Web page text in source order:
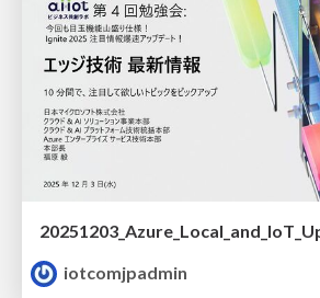
iotcomjpadmin